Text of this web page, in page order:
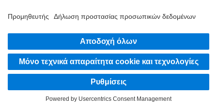
πεποιθήσεις της Daimler Truck AG. Αυτό το δείχνουμε με τον τρόπο που
περιλαμβάνουν φυσικά όλα τα φύλα και τις ταυτότητες.
ΜΕΊΝΕ ΣΕ ΕΠΑΦΉ.